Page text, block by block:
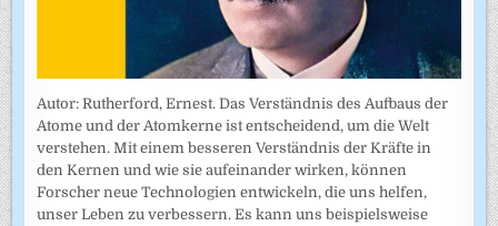
Autor: Rutherford, Ernest. Das Verständnis des Aufbaus der
Atome und der Atomkerne ist entscheidend, um die Welt
verstehen. Mit einem besseren Verständnis der Kräfte in
den Kernen und wie sie aufeinander wirken, können
Forscher neue Technologien entwickeln, die uns helfen,
unser Leben zu verbessern. Es kann uns beispielsweise